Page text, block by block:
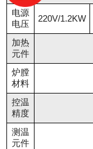
电源
电压
220V/1.2KW
加热
元件
炉膛
材料
控温
精度
测温
元件